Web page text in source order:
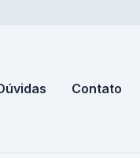
Contato